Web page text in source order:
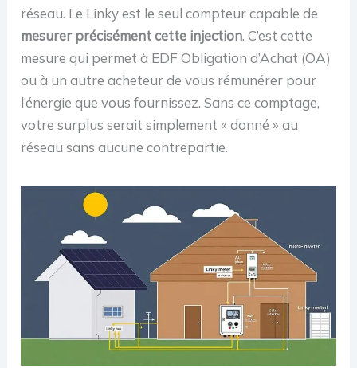
réseau. Le Linky est le seul compteur capable de
mesurer précisément cette injection. C’est cette
mesure qui permet à EDF Obligation d’Achat (OA)
ou à un autre acheteur de vous rémunérer pour
l’énergie que vous fournissez. Sans ce comptage,
votre surplus serait simplement « donné » au
réseau sans aucune contrepartie.